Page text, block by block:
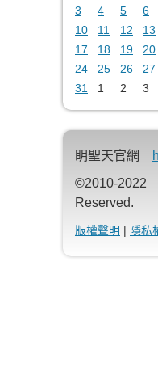
3 4 5 6
10
11 12 13
17
18 19 20
24
25 26 27
31
1 2 3
眀聖天官網
©2010-2022
Reserved.
版權聲明 | 隱私